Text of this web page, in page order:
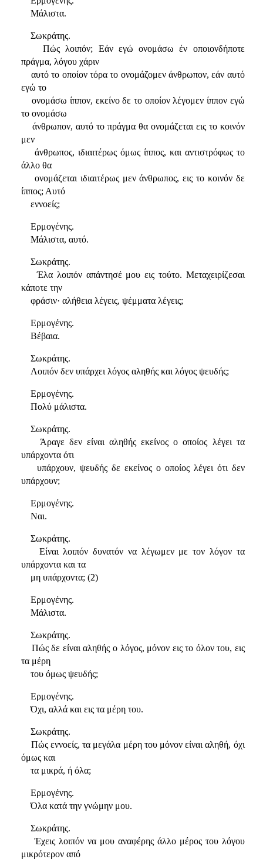
Μάλιστα.
Σωκράτης.
Πώς λοιπόν; Εάν εγώ ονομάσω έν οποιονδήποτε
πράγμα, λόγου χάριν
αυτό το οποίον τόρα το ονομάζομεν άνθρωπον, εάν αυτό
εγώ το
ονομάσω ίππον, εκείνο δε το οποίον λέγομεν ίππον εγώ
το ονομάσω
άνθρωπον, αυτό το πράγμα θα ονομάζεται εις το κοινόν
μεν
άνθρωπος, ιδιαιτέρως όμως ίππος, και αντιστρόφως το
άλλο θα
ονομάζεται ιδιαιτέρως μεν άνθρωπος, εις το κοινόν δε
ίππος; Αυτό
εννοείς;
Ερμογένης.
Μάλιστα, αυτό.
Σωκράτης.
Έλα λοιπόν απάντησέ μου εις τούτο. Μεταχειρίζεσαι
κάποτε την
φράσιν· αλήθεια λέγεις, ψέμματα λέγεις;
Ερμογένης.
Βέβαια.
Σωκράτης.
Λοιπόν δεν υπάρχει λόγος αληθής και λόγος ψευδής;
Ερμογένης.
Πολύ μάλιστα.
Σωκράτης.
Άραγε δεν είναι αληθής εκείνος ο οποίος λέγει τα
υπάρχοντα ότι
υπάρχουν, ψευδής δε εκείνος ο οποίος λέγει ότι δεν
υπάρχουν;
Ερμογένης.
Ναι.
Σωκράτης.
Είναι λοιπόν δυνατόν να λέγωμεν με τον λόγον τα
υπάρχοντα και τα
μη υπάρχοντα; (2)
Ερμογένης.
Μάλιστα.
Σωκράτης.
Πώς δε είναι αληθής ο λόγος, μόνον εις το όλον του, εις
τα μέρη
του όμως ψευδής;
Ερμογένης.
Όχι, αλλά και εις τα μέρη του.
Σωκράτης.
Πώς εννοείς, τα μεγάλα μέρη του μόνον είναι αληθή, όχι
όμως και
τα μικρά, ή όλα;
Ερμογένης.
Όλα κατά την γνώμην μου.
Σωκράτης.
Έχεις λοιπόν να μου αναφέρης άλλο μέρος του λόγου
μικρότερον από